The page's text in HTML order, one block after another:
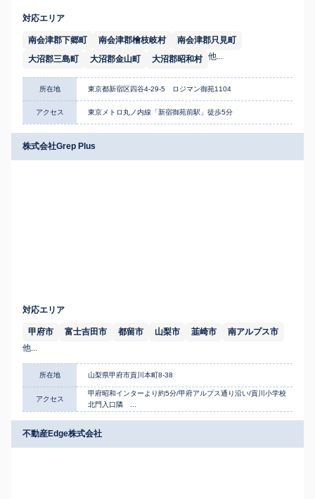
対応エリア
南会津郡下郷町 南会津郡檜枝岐村
南会津郡只見町
大沼郡三島町
大沼郡金山町 大沼郡昭和村 他...
所在地 東京都新宿区四谷4-29-5 ロジマン御苑1104
アクセス 東京メトロ丸ノ内線「新宿御苑前駅」徒歩5分
株式会社Grep Plus
対応エリア
甲府市 富士吉田市 都留市 山梨市 韮崎市
南アルプス市
他...
所在地 山梨県甲府市貢川本町8-38
アクセス
甲府昭和インターより約5分/甲府アルプス通り沿い/貢川小学校
北門入口隣 ...
不動産Edge株式会社